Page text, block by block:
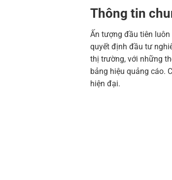
Thông tin
Ấn tượng đầu tiên luôn
quyết định đầu tư
thị trường, với những
bảng hiệu quảng cáo.
hiện đại.